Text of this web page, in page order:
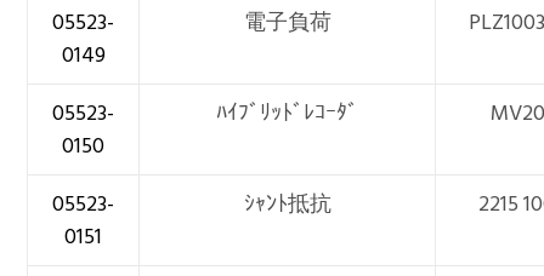
05523-
0149
電子負荷
05523-
0150
ﾊｲﾌﾞﾘｯﾄﾞﾚｺｰﾀﾞ
05523-
0151
ｼｬﾝﾄ抵抗 2215